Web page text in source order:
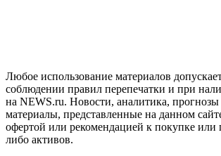
Любое использование материалов
соблюдении правил перепечатки и при
на NEWS.ru. Новости, аналитика, прогнозы
материалы, представленные на данном
офертой или рекомендацией к покупке или
либо активов.